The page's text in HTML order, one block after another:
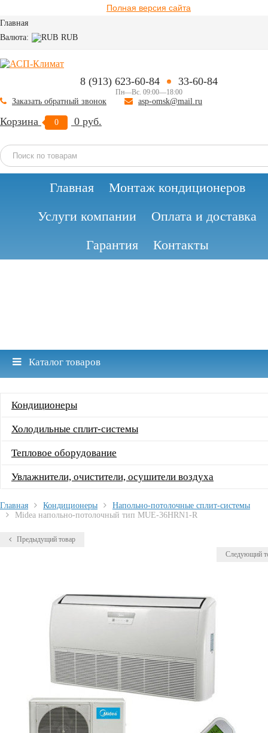
Полная версия сайта
Главная
Валюта:
RUB
8 (913) 623-60-84 33-60-84
Пн—Вс. 09:00—18:00
Заказать обратный звонок asp-omsk@mail.ru
Корзина 0 0 руб.
Главная
Монтаж кондиционеров
Услуги компании
Оплата и доставка
Гарантия
Контакты
Каталог товаров
Кондиционеры
Холодильные сплит-системы
Тепловое оборудование
Увлажнители, очистители, осушители воздуха
Главная Кондиционеры
Напольно-потолочные сплит-системы
Midea напольно-потолочный тип MUE-36HRN1-R
Предыдущий товар
Следующий